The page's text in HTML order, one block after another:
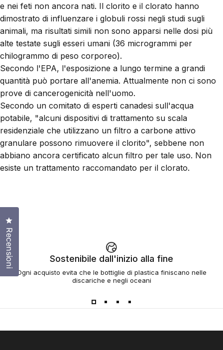
e nei feti non ancora nati. Il clorito e il clorato hanno
dimostrato di influenzare i globuli rossi negli studi sugli
animali, ma risultati simili non sono apparsi nelle dosi più
alte testate sugli esseri umani (36 microgrammi per
chilogrammo di peso corporeo).
Secondo l'EPA, l'esposizione a lungo termine a grandi
quantità può portare all'anemia. Attualmente non ci sono
prove di cancerogenicità nell'uomo.
Secondo un comitato di esperti canadesi sull'acqua
potabile, "alcuni dispositivi di trattamento su scala
residenziale che utilizzano un filtro a carbone attivo
granulare possono rimuovere il clorito", sebbene non
abbiano ancora certificato alcun filtro per tale uso. Non
esiste un trattamento raccomandato per il clorato.
Sostenibile dall'inizio alla fine
Ogni acquisto evita che le bottiglie di plastica finiscano nelle
discariche e negli oceani
Recensioni
Clicca per aprire la finestra delle recensioni